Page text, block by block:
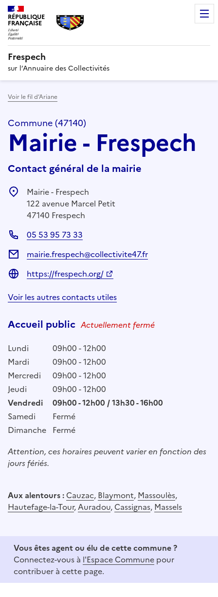
RÉPUBLIQUE
FRANÇAISE
Frespech
sur l’Annuaire des Collectivités
Voir le fil d’Ariane
Commune (47140)
Mairie - Frespech
Contact général de la mairie
Mairie - Frespech
122 avenue Marcel Petit
47140 Frespech
05 53 95 73 33
mairie.frespech@collectivite47.fr
https://frespech.org/
Voir les autres contacts utiles
Accueil public Actuellement fermé
Lundi
09h00 - 12h00
Mardi
09h00 - 12h00
Mercredi
09h00 - 12h00
Jeudi
09h00 - 12h00
Vendredi
09h00 - 12h00 / 13h30 - 16h00
Samedi
Fermé
Dimanche Fermé
Attention, ces horaires peuvent varier en fonction des
jours fériés.
Aux alentours : Cauzac, Blaymont, Massoulès,
Hautefage-la-Tour,Auradou, Cassignas, Massels
Vous êtes agent ou élu de cette commune ?
Connectez-vous à l'Espace Commune pour
contribuer à cette page.